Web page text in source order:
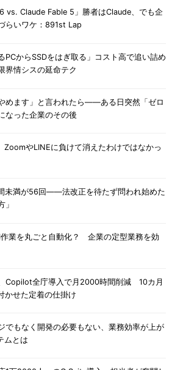
vs. Claude Fable 5」勝者はClaude、でも企
らいワケ：891st Lap
PCからSSDをはぎ取る」コスト高で追い詰め
界情シスの延命テク
やめます」と言われたら――ある日突然「ゼロ
なった企業のその後
ZoomやLINEに負けて消えたわけではなかっ
未満が56回――法改正を待たず問われ始めた
」
業を丸ごと自動化？ 企業の定型業務を効
Copilot全庁導入で月2000時間削減 10カ月
かせた定着の仕掛け
でもなく開発の必要もない、業務効率が上が
ムとは